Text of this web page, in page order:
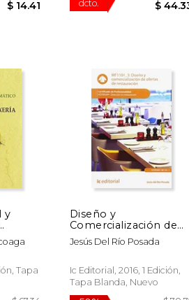
40%
dcto.
y
Tapa
Diseño y
Comercialización de
Ofertas de
Restauración.
en Restauración
Jesús Del Río Posada
Ic Editorial, 2016, 1 Edición,
Tapa Blanda, Nuevo